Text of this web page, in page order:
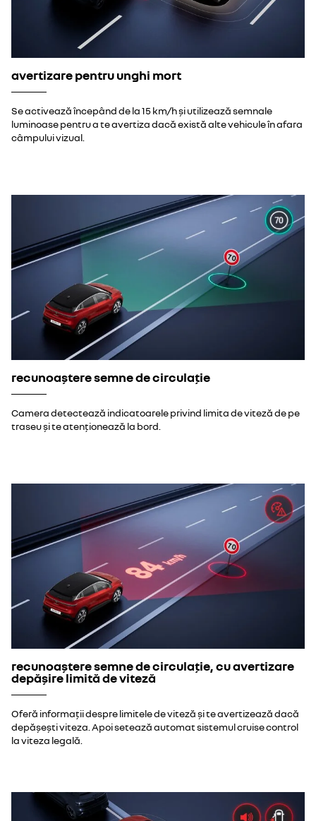
avertizare pentru unghi mort
Se activează începând de la 15 km/h și utilizează semnale
luminoase pentru a te avertiza dacă există alte vehicule în afara
câmpului vizual.
recunoaștere semne de circulație
Camera detectează indicatoarele privind limita de viteză de pe
traseu și te atenționează la bord.
recunoaștere semne de circulație, cu avertizare
depășire limită de viteză
Oferă informații despre limitele de viteză și te avertizează dacă
depășești viteza. Apoi setează automat sistemul cruise control
la viteza legală.